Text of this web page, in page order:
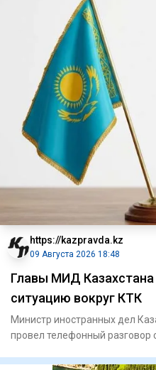
https://kazpravda.kz
09 Августа 2026 18:48
Главы МИД Казахстана
ситуацию вокруг КТК
Министр иностранных дел
провел телефонный разговор